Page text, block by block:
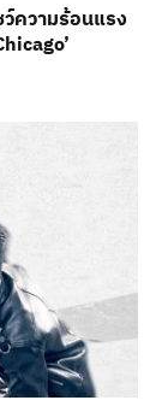
ความร้อนแรง